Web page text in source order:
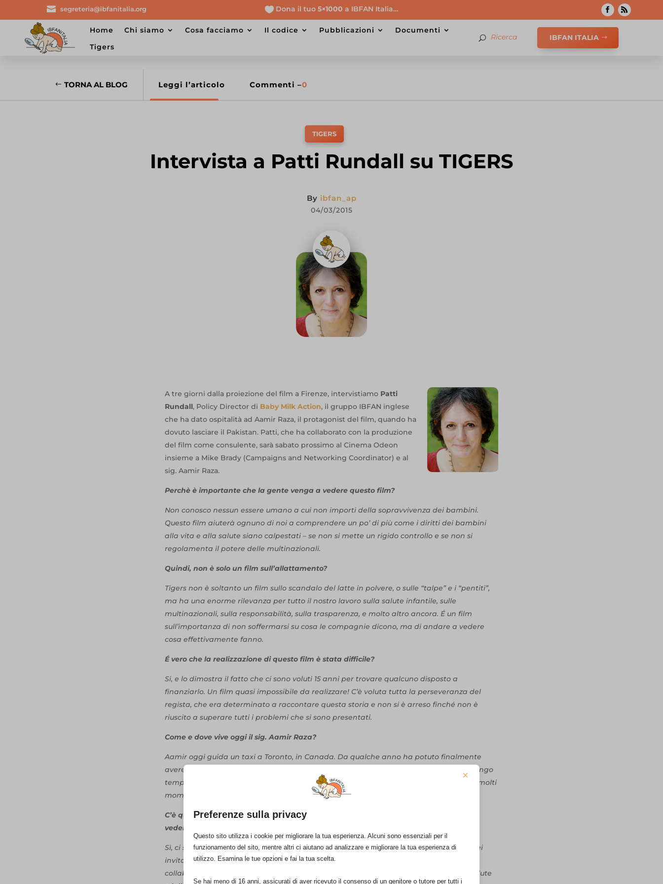
 segreteria@ibfanitalia.org Dona il tuo 5×1000 a IBFAN Italia…
home chi siamo cosa facciamo il codice pubblicazioni
documenti
tigers
IBFAN ITALIA
TORNA AL BLOG Leggi l’articolo Commenti –0
TIGERS
Intervista a Patti Rundall su TIGERS
By ibfan_ap
04/03/2015
A tre giorni dalla proiezione del film a Firenze, intervistiamo Patti
Rundall, Policy Director di Baby Milk Action, il gruppo IBFAN inglese
che ha dato ospitalità ad Aamir Raza, il protagonist del film, quando ha
dovuto lasciare il Pakistan. Patti, che ha collaborato con la produzione
del film come consulente, sarà sabato prossimo al Cinema Odeon
insieme a Mike Brady (Campaigns and Networking Coordinator) e al
sig. Aamir Raza.
Perchè è importante che la gente venga a vedere questo film?
Non conosco nessun essere umano a cui non importi della sopravvivenza dei bambini.
Questo film aiuterà ognuno di noi a comprendere un po’ di più come i diritti dei bambini
alla vita e alla salute siano calpestati – se non si mette un rigido controllo e se non si
regolamenta il potere delle multinazionali.
Quindi, non è solo un film sull’allattamento?
Tigers non è soltanto un film sullo scandalo del latte in polvere, o sulle “talpe” e i “pentiti”,
ma ha una enorme rilevanza per tutto il nostro lavoro sulla salute infantile, sulle
multinazionali, sulla responsabilità, sulla trasparenza, e molto altro ancora. É un film
sull’importanza di non soffermarsi su cosa le compagnie dicono, ma di andare a vedere
cosa effettivamente fanno.
É vero che la realizzazione di questo film è stata difficile?
Si, e lo dimostra il fatto che ci sono voluti 15 anni per trovare qualcuno disposto a
finanziarlo. Un film quasi impossibile da realizzare! C’è voluta tutta la perseveranza del
regista, che era determinato a raccontare questa storia e non si è arreso finché non è
riuscito a superare tutti i problemi che si sono presentati.
Come e dove vive oggi il sig. Aamir Raza?
Aamir oggi guida un taxi a Toronto, in Canada. Da qualche anno ha potuto finalmente
avere la famiglia con sé, e la realizzazione di questo film, rimasto in sospeso per così lungo
tempo, lo rende oggi molto soddisfatto. Ma è stata veramente una dura impresa, con molti
momenti di scoraggiamento e disperazione.
C’è qualcosa in particolare che vorresti dire a chi verrà sabato prossimo all’Odeon a
vedere il film?
Sì, ci sarebbero un sacco di cose che vorrei dire… ma prenderebbe troppo tempo! Vorrei
invitare tutti a riflettere e a fare molta attenzione alle sponsorizzazioni ed alle
collaborazioni con le compagnie: distraggono dai propri veri doveri – proteggere la salute
Preferenze sulla privacy
×
Questo sito utilizza i cookie per migliorare la tua esperienza. Alcuni sono essenziali per il
funzionamento del sito, mentre altri ci aiutano ad analizzare e migliorare la tua esperienza di
utilizzo. Esamina le tue opzioni e fai la tua scelta.
Se hai meno di 16 anni, assicurati di aver ricevuto il consenso di un genitore o tutore per tutti i